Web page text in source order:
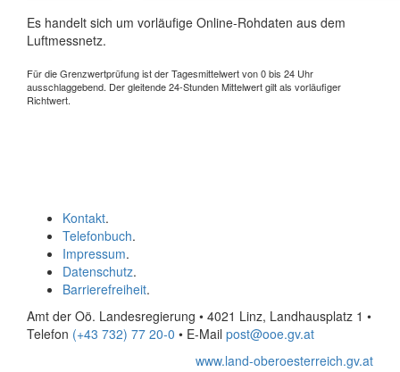
Es handelt sich um vorläufige Online-Rohdaten aus dem
Luftmessnetz.
Für die Grenzwertprüfung ist der Tagesmittelwert von 0 bis 24 Uhr
ausschlaggebend. Der gleitende 24-Stunden Mittelwert gilt als vorläufiger
Richtwert.
Kontakt.
Telefonbuch.
Impressum.
Datenschutz.
Barrierefreiheit.
Amt der Oö. Landesregierung • 4021 Linz, Landhausplatz 1 •
Telefon (+43 732) 77 20-0 • E-Mail post@ooe.gv.at
www.land-oberoesterreich.gv.at